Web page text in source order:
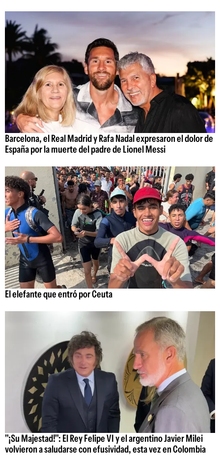
Barcelona, el Real Madrid y Rafa Nadal expresaron el dolor de
España por la muerte del padre de Lionel Messi
El elefante que entró por Ceuta
"¡Su Majestad!": El Rey Felipe VI y el argentino Javier Milei
volvieron a saludarse con efusividad, esta vez en Colombia